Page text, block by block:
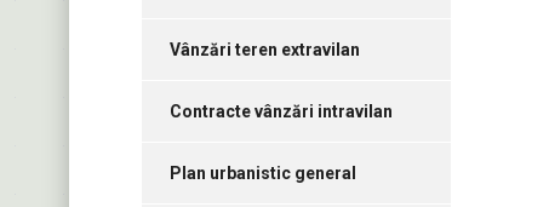
Vânzări teren extravilan
Contracte vânzări intravilan
Plan urbanistic general